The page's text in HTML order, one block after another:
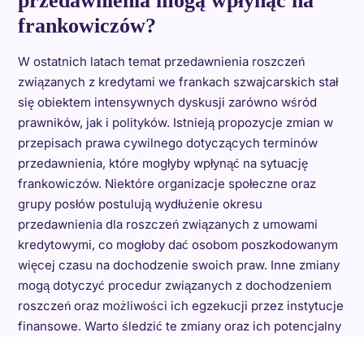
frankowiczów?
W ostatnich latach temat przedawnienia roszczeń
związanych z kredytami we frankach szwajcarskich stał
się obiektem intensywnych dyskusji zarówno wśród
prawników, jak i polityków. Istnieją propozycje zmian w
przepisach prawa cywilnego dotyczących terminów
przedawnienia, które mogłyby wpłynąć na sytuację
frankowiczów. Niektóre organizacje społeczne oraz
grupy posłów postulują wydłużenie okresu
przedawnienia dla roszczeń związanych z umowami
kredytowymi, co mogłoby dać osobom poszkodowanym
więcej czasu na dochodzenie swoich praw. Inne zmiany
mogą dotyczyć procedur związanych z dochodzeniem
roszczeń oraz możliwości ich egzekucji przez instytucje
finansowe. Warto śledzić te zmiany oraz ich potencjalny